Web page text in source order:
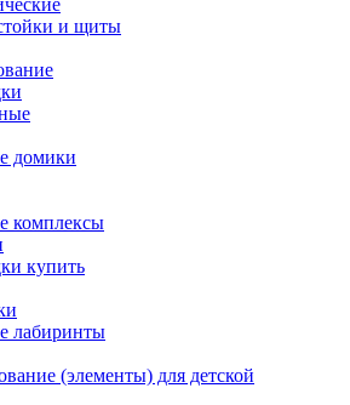
и щиты
домики
комплексы
купить
лабиринты
(элементы) для детской